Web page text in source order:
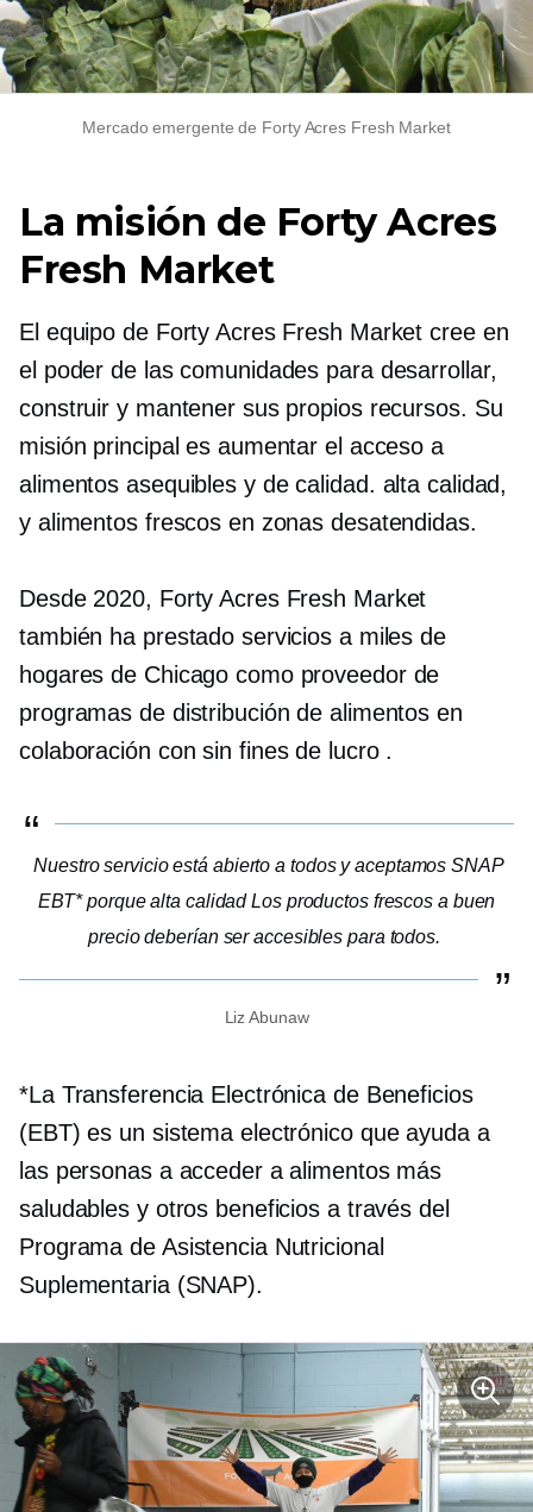
Mercado emergente de Forty Acres Fresh Market
La misión de Forty Acres
Fresh Market
El equipo de Forty Acres Fresh Market cree en
el poder de las comunidades para desarrollar,
construir y mantener sus propios recursos. Su
misión principal es aumentar el acceso a
alimentos asequibles y de calidad. alta calidad,
y alimentos frescos en zonas desatendidas.
Desde 2020, Forty Acres Fresh Market
también ha prestado servicios a miles de
hogares de Chicago como proveedor de
programas de distribución de alimentos en
colaboración consin fines de lucro.
Nuestro servicio está abierto a todos y aceptamos SNAP
EBT* porquealta calidadLos productos frescos a buen
precio deberían ser accesibles para todos.
Liz Abunaw
*La Transferencia Electrónica de Beneficios
(EBT) es un sistema electrónico que ayuda a
las personas a acceder a alimentos más
saludables y otros beneficios a través del
Programa de Asistencia Nutricional
Suplementaria (SNAP).